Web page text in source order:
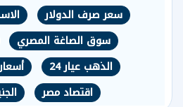
سعر صرف الدولار
سوق الصاغة المصري
الذهب عيار 24
اقتصاد مصر